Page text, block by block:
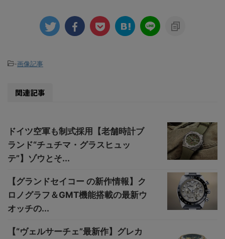
-画像記事
関連記事
ドイツ空軍も制式採用【老舗時計ブ
ランド“チュチマ・グラスヒュッ
テ”】ゾウとそ...
【グランドセイコー の新作情報】ク
ロノグラフ＆GMT機能搭載の最新ウ
オッチの...
【“ヴェルサーチェ”最新作】グレカ